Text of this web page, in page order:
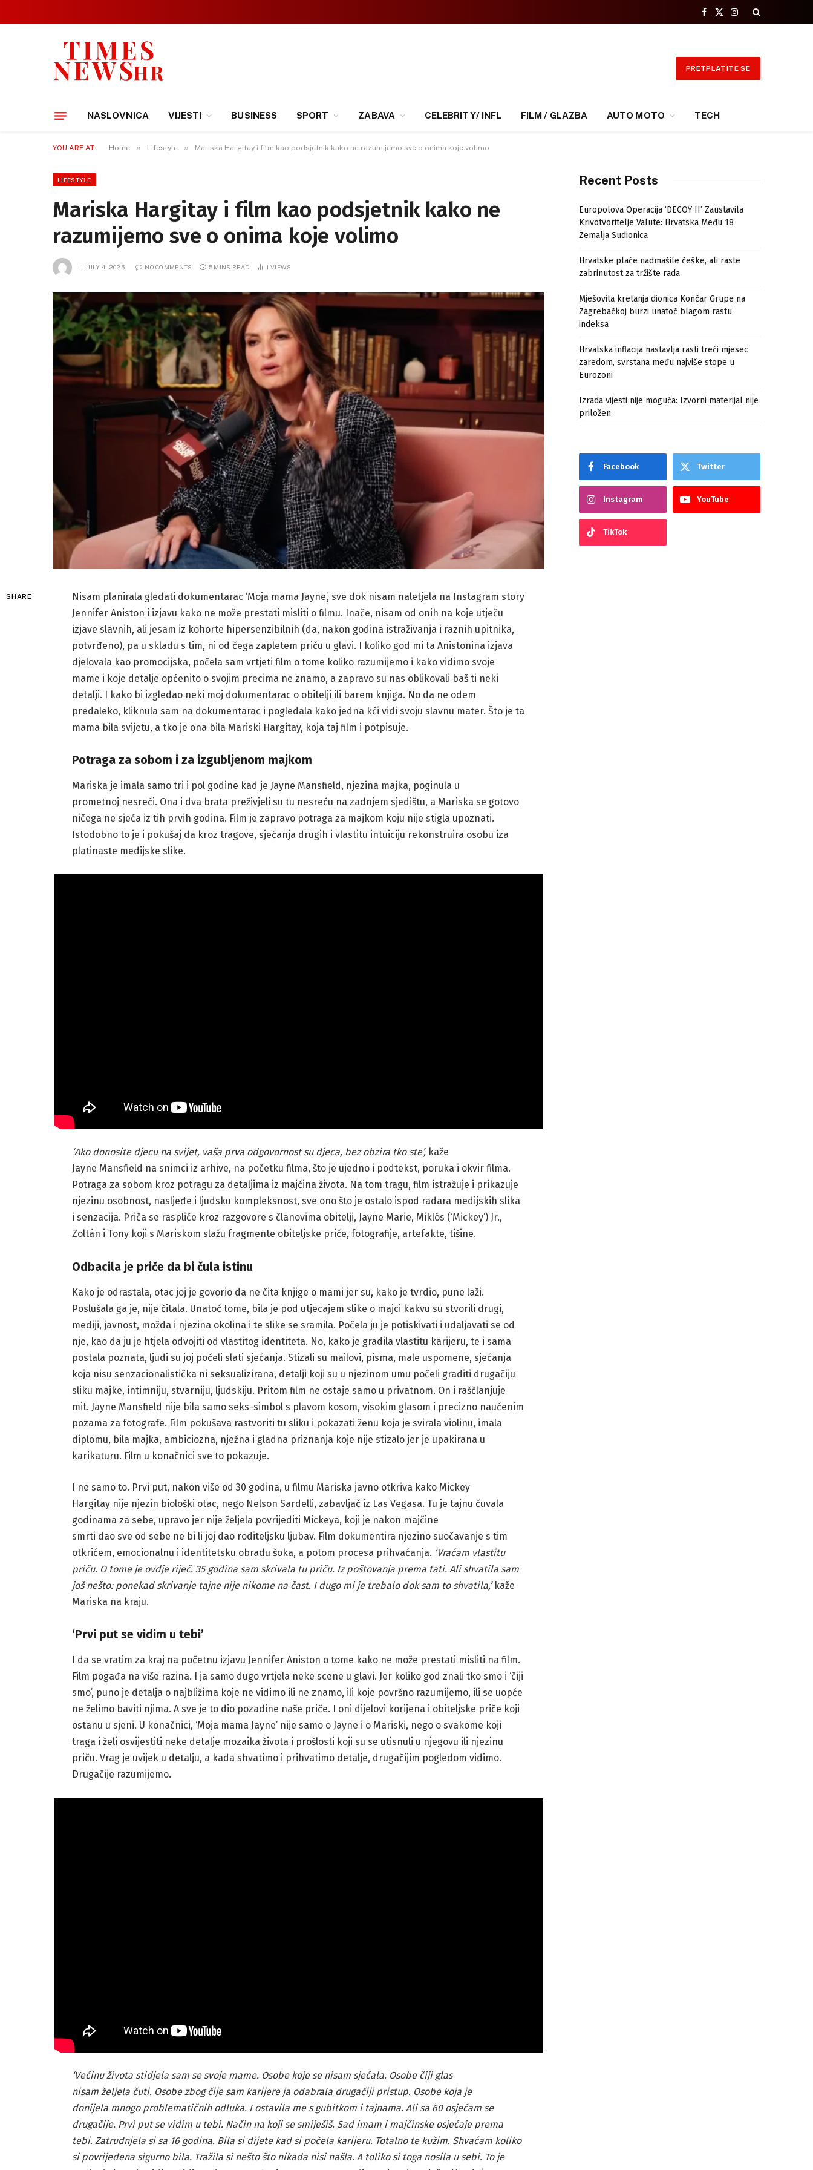
Facebook
X
Instagram
PRETPLATITE SE
NASLOVNICA VIJESTI BUSINESS SPORT ZABAVA CELEBRITY/ INFL FILM / GLAZBA AUTO MOTO TECH
YOU ARE AT: Home » Lifestyle » Mariska Hargitay i film kao podsjetnik kako ne razumijemo sve o onima koje volimo
LIFESTYLE
Mariska Hargitay i film kao podsjetnik kako ne
razumijemo sve o onima koje volimo
JULY 4, 2025 NO COMMENTS 5 MINS READ 1VIEWS
SHARE
Nisam planirala gledati dokumentarac ‘Moja mama Jayne’, sve dok nisam naletjela na Instagram story
Jennifer Aniston i izjavu kako ne može prestati misliti o filmu. Inače, nisam od onih na koje utječu
izjave slavnih, ali jesam iz kohorte hipersenzibilnih (da, nakon godina istraživanja i raznih upitnika,
potvrđeno), pa u skladu s tim, ni od čega zapletem priču u glavi. I koliko god mi ta Anistonina izjava
djelovala kao promocijska, počela sam vrtjeti film o tome koliko razumijemo i kako vidimo svoje
mame i koje detalje općenito o svojim precima ne znamo, a zapravo su nas oblikovali baš ti neki
detalji. I kako bi izgledao neki moj dokumentarac o obitelji ili barem knjiga. No da ne odem
predaleko, kliknula sam na dokumentarac i pogledala kako jedna kći vidi svoju slavnu mater. Što je ta
mama bila svijetu, a tko je ona bila Mariski Hargitay, koja taj film i potpisuje.
Potraga za sobom i za izgubljenom majkom
Mariska je imala samo tri i pol godine kad je Jayne Mansfield, njezina majka, poginula u
prometnoj nesreći. Ona i dva brata preživjeli su tu nesreću na zadnjem sjedištu, a Mariska se gotovo
ničega ne sjeća iz tih prvih godina. Film je zapravo potraga za majkom koju nije stigla upoznati.
Istodobno to je i pokušaj da kroz tragove, sjećanja drugih i vlastitu intuiciju rekonstruira osobu iza
platinaste medijske slike.
‘Ako donosite djecu na svijet, vaša prva odgovornost su djeca, bez obzira tko ste’,kaže
Jayne Mansfield na snimci iz arhive, na početku filma, što je ujedno i podtekst, poruka i okvir filma.
Potraga za sobom kroz potragu za detaljima iz majčina života. Na tom tragu, film istražuje i prikazuje
njezinu osobnost, nasljeđe i ljudsku kompleksnost, sve ono što je ostalo ispod radara medijskih slika
i senzacija. Priča se raspliće kroz razgovore s članovima obitelji, Jayne Marie, Miklós (‘Mickey’) Jr.,
Zoltán i Tony koji s Mariskom slažu fragmente obiteljske priče, fotografije, artefakte, tišine.
Odbacila je priče da bi čula istinu
Kako je odrastala, otac joj je govorio da ne čita knjige o mami jer su, kako je tvrdio, pune laži.
Poslušala ga je, nije čitala. Unatoč tome, bila je pod utjecajem slike o majci kakvu su stvorili drugi,
mediji, javnost, možda i njezina okolina i te slike se sramila. Počela ju je potiskivati i udaljavati se od
nje, kao da ju je htjela odvojiti od vlastitog identiteta. No, kako je gradila vlastitu karijeru, te i sama
postala poznata, ljudi su joj počeli slati sjećanja. Stizali su mailovi, pisma, male uspomene, sjećanja
koja nisu senzacionalistička ni seksualizirana, detalji koji su u njezinom umu počeli graditi drugačiju
sliku majke, intimniju, stvarniju, ljudskiju. Pritom film ne ostaje samo u privatnom. On i raščlanjuje
mit. Jayne Mansfield nije bila samo seks-simbol s plavom kosom, visokim glasom i precizno naučenim
pozama za fotografe. Film pokušava rastvoriti tu sliku i pokazati ženu koja je svirala violinu, imala
diplomu, bila majka, ambiciozna, nježna i gladna priznanja koje nije stizalo jer je upakirana u
karikaturu. Film u konačnici sve to pokazuje.
I ne samo to. Prvi put, nakon više od 30 godina, u filmu Mariska javno otkriva kako Mickey
Hargitay nije njezin biološki otac, nego Nelson Sardelli, zabavljač iz Las Vegasa. Tu je tajnu čuvala
godinama za sebe, upravo jer nije željela povrijediti Mickeya, koji je nakon majčine
smrti dao sve od sebe ne bi li joj dao roditeljsku ljubav. Film dokumentira njezino suočavanje s tim
otkrićem, emocionalnu i identitetsku obradu šoka, a potom procesa prihvaćanja. ‘Vraćam vlastitu
priču. O tome je ovdje riječ. 35 godina sam skrivala tu priču. Iz poštovanja prema tati. Ali shvatila sam
još nešto: ponekad skrivanje tajne nije nikome na čast. I dugo mi je trebalo dok sam to shvatila,’kaže
Mariska na kraju.
‘Prvi put se vidim u tebi’
I da se vratim za kraj na početnu izjavu Jennifer Aniston o tome kako ne može prestati misliti na film.
Film pogađa na više razina. I ja samo dugo vrtjela neke scene u glavi. Jer koliko god znali tko smo i ‘čiji
smo’, puno je detalja o najbližima koje ne vidimo ili ne znamo, ili koje površno razumijemo, ili se uopće
ne želimo baviti njima. A sve je to dio pozadine naše priče. I oni dijelovi korijena i obiteljske priče koji
ostanu u sjeni. U konačnici, ‘Moja mama Jayne’ nije samo o Jayne i o Mariski, nego o svakome koji
traga i želi osvijestiti neke detalje mozaika života i prošlosti koji su se utisnuli u njegovu ili njezinu
priču. Vrag je uvijek u detalju, a kada shvatimo i prihvatimo detalje, drugačijim pogledom vidimo.
Drugačije razumijemo.
‘Većinu života stidjela sam se svoje mame. Osobe koje se nisam sjećala. Osobe čiji glas
nisam željela čuti. Osobe zbog čije sam karijere ja odabrala drugačiji pristup. Osobe koja je
donijela mnogo problematičnih odluka. I ostavila me s gubitkom i tajnama. Ali sa 60 osjećam se
drugačije. Prvi put se vidim u tebi. Način na koji se smiješiš. Sad imam i majčinske osjećaje prema
tebi. Zatrudnjela si sa 16 godina. Bila si dijete kad si počela karijeru. Totalno te kužim. Shvaćam koliko
si povrijeđena sigurno bila. Tražila si nešto što nikada nisi našla. A toliko si toga nosila u sebi. To je
Recent Posts
Europolova Operacija ‘DECOY II’ Zaustavila
Krivotvoritelje Valute: Hrvatska Među 18
Zemalja Sudionica
Hrvatske plaće nadmašile češke, ali raste
zabrinutost za tržište rada
Mješovita kretanja dionica Končar Grupe na
Zagrebačkoj burzi unatoč blagom rastu
indeksa
Hrvatska inflacija nastavlja rasti treći mjesec
zaredom, svrstana među najviše stope u
Eurozoni
Izrada vijesti nije moguća: Izvorni materijal nije
priložen
Facebook Twitter
Instagram YouTube
TikTok